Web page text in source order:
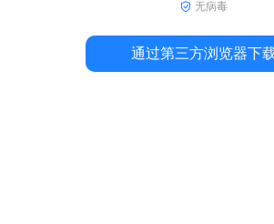
无病毒
通过第三方浏览器下